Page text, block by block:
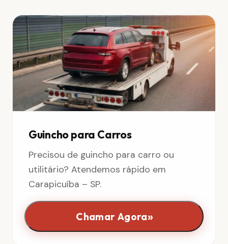
Guincho para Carros
Precisou de guincho para carro ou
utilitário? Atendemos rápido em
Carapicuíba – SP.
Chamar Agora»